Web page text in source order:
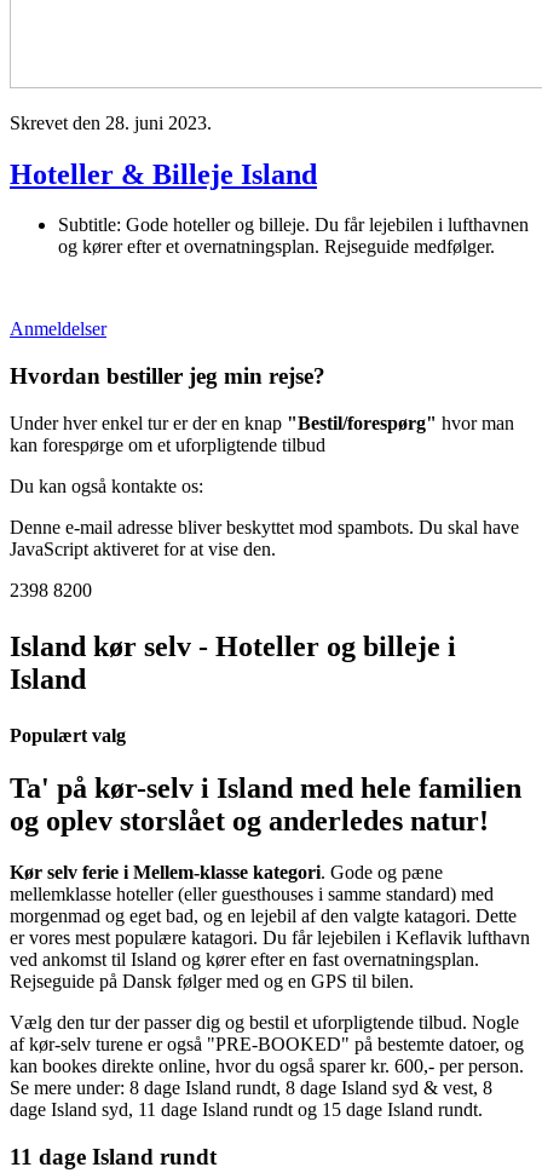
Skrevet den 28. juni 2023.
Hoteller & Billeje Island
Subtitle: Gode hoteller og billeje. Du får lejebilen i lufthavnen
og kører efter et overnatningsplan. Rejseguide medfølger.
Anmeldelser
Hvordan bestiller jeg min rejse?
Under hver enkel tur er der en knap "Bestil/forespørg" hvor man
kan forespørge om et uforpligtende tilbud
Du kan også kontakte os:
Denne e-mail adresse bliver beskyttet mod spambots. Du skal have
JavaScript aktiveret for at vise den.
2398 8200
Island kør selv - Hoteller og billeje i
Island
Populært valg
Ta' på kør-selv i Island med hele familien
og oplev storslået og anderledes natur!
Kør selv ferie i Mellem-klasse kategori. Gode og pæne
mellemklasse hoteller (eller guesthouses i samme standard) med
morgenmad og eget bad, og en lejebil af den valgte katagori. Dette
er vores mest populære katagori. Du får lejebilen i Keflavik lufthavn
ved ankomst til Island og kører efter en fast overnatningsplan.
Rejseguide på Dansk følger med og en GPS til bilen.
Vælg den tur der passer dig og bestil et uforpligtende tilbud. Nogle
af kør-selv turene er også "PRE-BOOKED" på bestemte datoer, og
kan bookes direkte online, hvor du også sparer kr. 600,- per person.
Se mere under: 8 dage Island rundt, 8 dage Island syd & vest, 8
dage Island syd, 11 dage Island rundt og 15 dage Island rundt.
11 dage Island rundt